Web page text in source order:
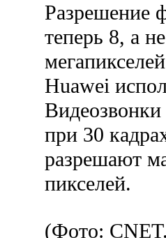
Разрешение
теперь 8, а
Huawei
при 30
разрешают
пикселей.
(Фото: